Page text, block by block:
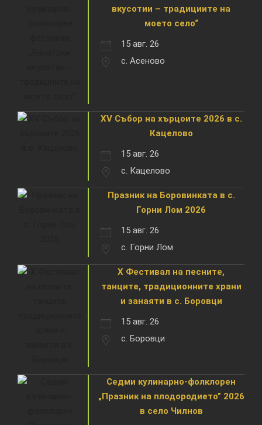
вкусотии – традициите на
моето село“
15 авг. 26
с. Асеново
XV Събор на хърцоите 2026 в с.
Кацелово
15 авг. 26
с. Кацелово
Празник на Боровинката в с.
Горни Лом 2026
15 авг. 26
с. Горни Лом
X Фестивал на песните,
танците, традиционните храни
и занаяти в с. Боровци
15 авг. 26
с. Боровци
Седми кулинарно-фолклорен
„Празник на плодородието” 2026
в село Чилнов